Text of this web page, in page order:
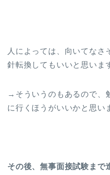
人によっては、向いてなさ
針転換してもいいと思いま
→そういうのもあるので、
に行くほうがいいかと思い
その後、無事面接試験まで